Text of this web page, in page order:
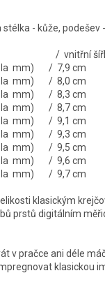
stélka - kůže, podešev
/ vnitřní šířka
mm) / 7,9 cm
mm) / 8,0 cm
mm) / 8,3 cm
mm) / 8,7 cm
mm) / 9,1 cm
mm) / 9,3 cm
mm) / 9,5 cm
mm) / 9,6 cm
mm) / 9,7 cm
klasickým
prstů digitálním
v pračce ani déle
klasickou